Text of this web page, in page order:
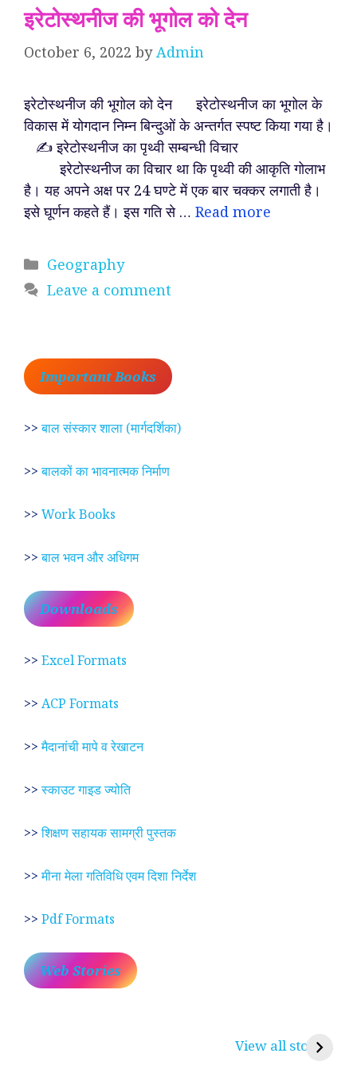
इरेटोस्थनीज की भूगोल को देन
October 6, 2022 byAdmin
इरेटोस्थनीज की भूगोल को देन इरेटोस्थनीज का भूगोल के
विकास में योगदान निम्न बिन्दुओं के अन्तर्गत स्पष्ट किया गया है।
✍️ इरेटोस्थनीज का पृथ्वी सम्बन्धी विचार
इरेटोस्थनीज का विचार था कि पृथ्वी की आकृति गोलाभ
है। यह अपने अक्ष पर 24 घण्टे में एक बार चक्कर लगाती है।
इसे घूर्णन कहते हैं। इस गति से … Read more
Categories
Geography
Leave a comment
Important Books
>>बाल संस्कार शाला (मार्गदर्शिका)
>>बालकों का भावनात्मक निर्माण
>> Work Books
>>बाल भवन और अधिगम
Downloads
>> Excel Formats
>> ACP Formats
>>मैदानांची मापे व रेखाटन
>>स्काउट गाइड ज्योति
>>शिक्षण सहायक सामग्री पुस्तक
>>मीना मेला गतिविधि एवम दिशा निर्देश
>> Pdf Formats
Web Stories
View all stories
रामसा पीर, रुणेचा रा